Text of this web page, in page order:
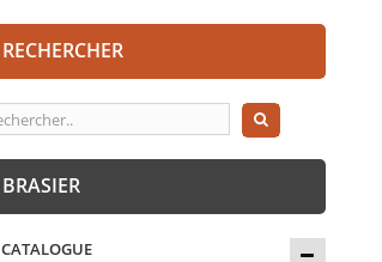
RECHERCHER
BRASIER
CATALOGUE